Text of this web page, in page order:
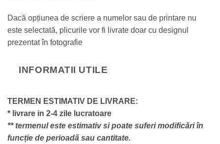
Dacă opțiunea de scriere a numelor sau de printare nu
este selectată, plicurile vor fi livrate doar cu designul
prezentat în fotografie
INFORMATII UTILE
TERMEN ESTIMATIV DE LIVRARE:
* livrare in 2-4 zile lucratoare
** termenul este estimativ si poate suferi modificări în
funcție de perioadă sau cantitate.